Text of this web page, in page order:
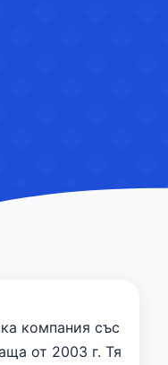
компания със
от 2003 г. Тя